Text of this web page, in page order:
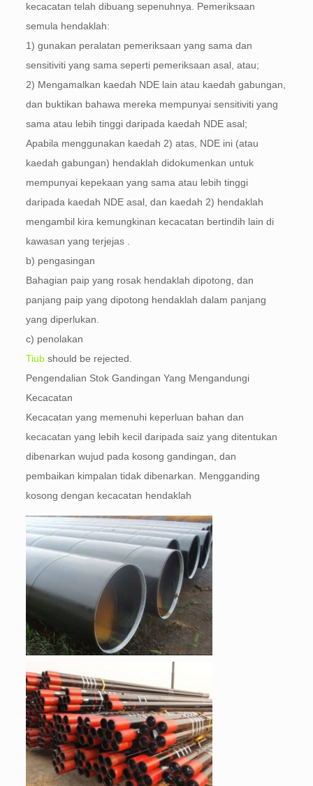
kecacatan telah dibuang sepenuhnya. Pemeriksaan
semula hendaklah:
1) gunakan peralatan pemeriksaan yang sama dan
sensitiviti yang sama seperti pemeriksaan asal, atau;
2) Mengamalkan kaedah NDE lain atau kaedah gabungan,
dan buktikan bahawa mereka mempunyai sensitiviti yang
sama atau lebih tinggi daripada kaedah NDE asal;
Apabila menggunakan kaedah 2) atas, NDE ini (atau
kaedah gabungan) hendaklah didokumenkan untuk
mempunyai kepekaan yang sama atau lebih tinggi
daripada kaedah NDE asal, dan kaedah 2) hendaklah
mengambil kira kemungkinan kecacatan bertindih lain di
kawasan yang terjejas .
b) pengasingan
Bahagian paip yang rosak hendaklah dipotong, dan
panjang paip yang dipotong hendaklah dalam panjang
yang diperlukan.
c) penolakan
Tiub should be rejected
Pengendalian Stok Gandingan Yang Mengandungi
Kecacatan
Kecacatan yang memenuhi keperluan bahan dan
kecacatan yang lebih kecil daripada saiz yang ditentukan
dibenarkan wujud pada kosong gandingan, dan
pembaikan kimpalan tidak dibenarkan. Mengganding
kosong dengan kecacatan hendaklah